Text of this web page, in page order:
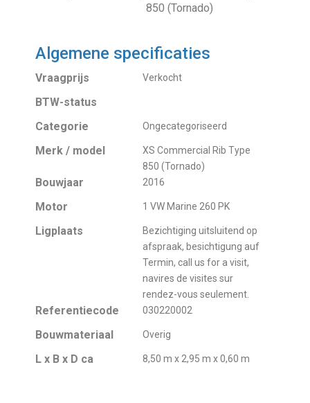
850 (Tornado)
Algemene specificaties
Vraagprijs Verkocht
BTW-status
Categorie
Ongecategoriseerd
Merk / model
XS Commercial Rib Type
850 (Tornado)
Bouwjaar 2016
Motor 1 VW Marine 260 PK
Ligplaats
Bezichtiging uitsluitend op
afspraak, besichtigung auf
Termin, call us for a visit,
navires de visites sur
rendez-vous seulement.
Referentiecode 030220002
Bouwmateriaal Overig
L x B x D ca 8,50 m x 2,95 m x 0,60 m